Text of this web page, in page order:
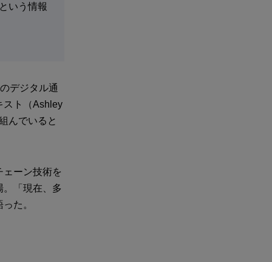
いう情報
デジタル通
スト（Ashley
んでいると
ーン技術を
「現在、多
た。